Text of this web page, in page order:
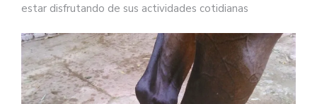
estar disfrutando de sus actividades cotidianas